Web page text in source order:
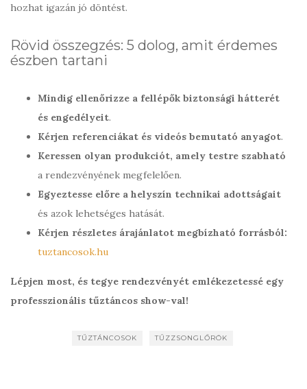
hozhat igazán jó döntést.
Rövid összegzés: 5 dolog, amit érdemes
észben tartani
Mindig ellenőrizze a fellépők biztonsági hátterét
és engedélyeit.
Kérjen referenciákat és videós bemutató anyagot.
Keressen olyan produkciót, amely testre szabható
a rendezvényének megfelelően.
Egyeztesse előre a helyszín technikai adottságait
és azok lehetséges hatását.
Kérjen részletes árajánlatot megbízható forrásból:
tuztancosok.hu
Lépjen most, és tegye rendezvényét emlékezetessé egy
professzionális tűztáncos show-val!
TŰZTÁNCOSOK TŰZZSONGLŐRÖK